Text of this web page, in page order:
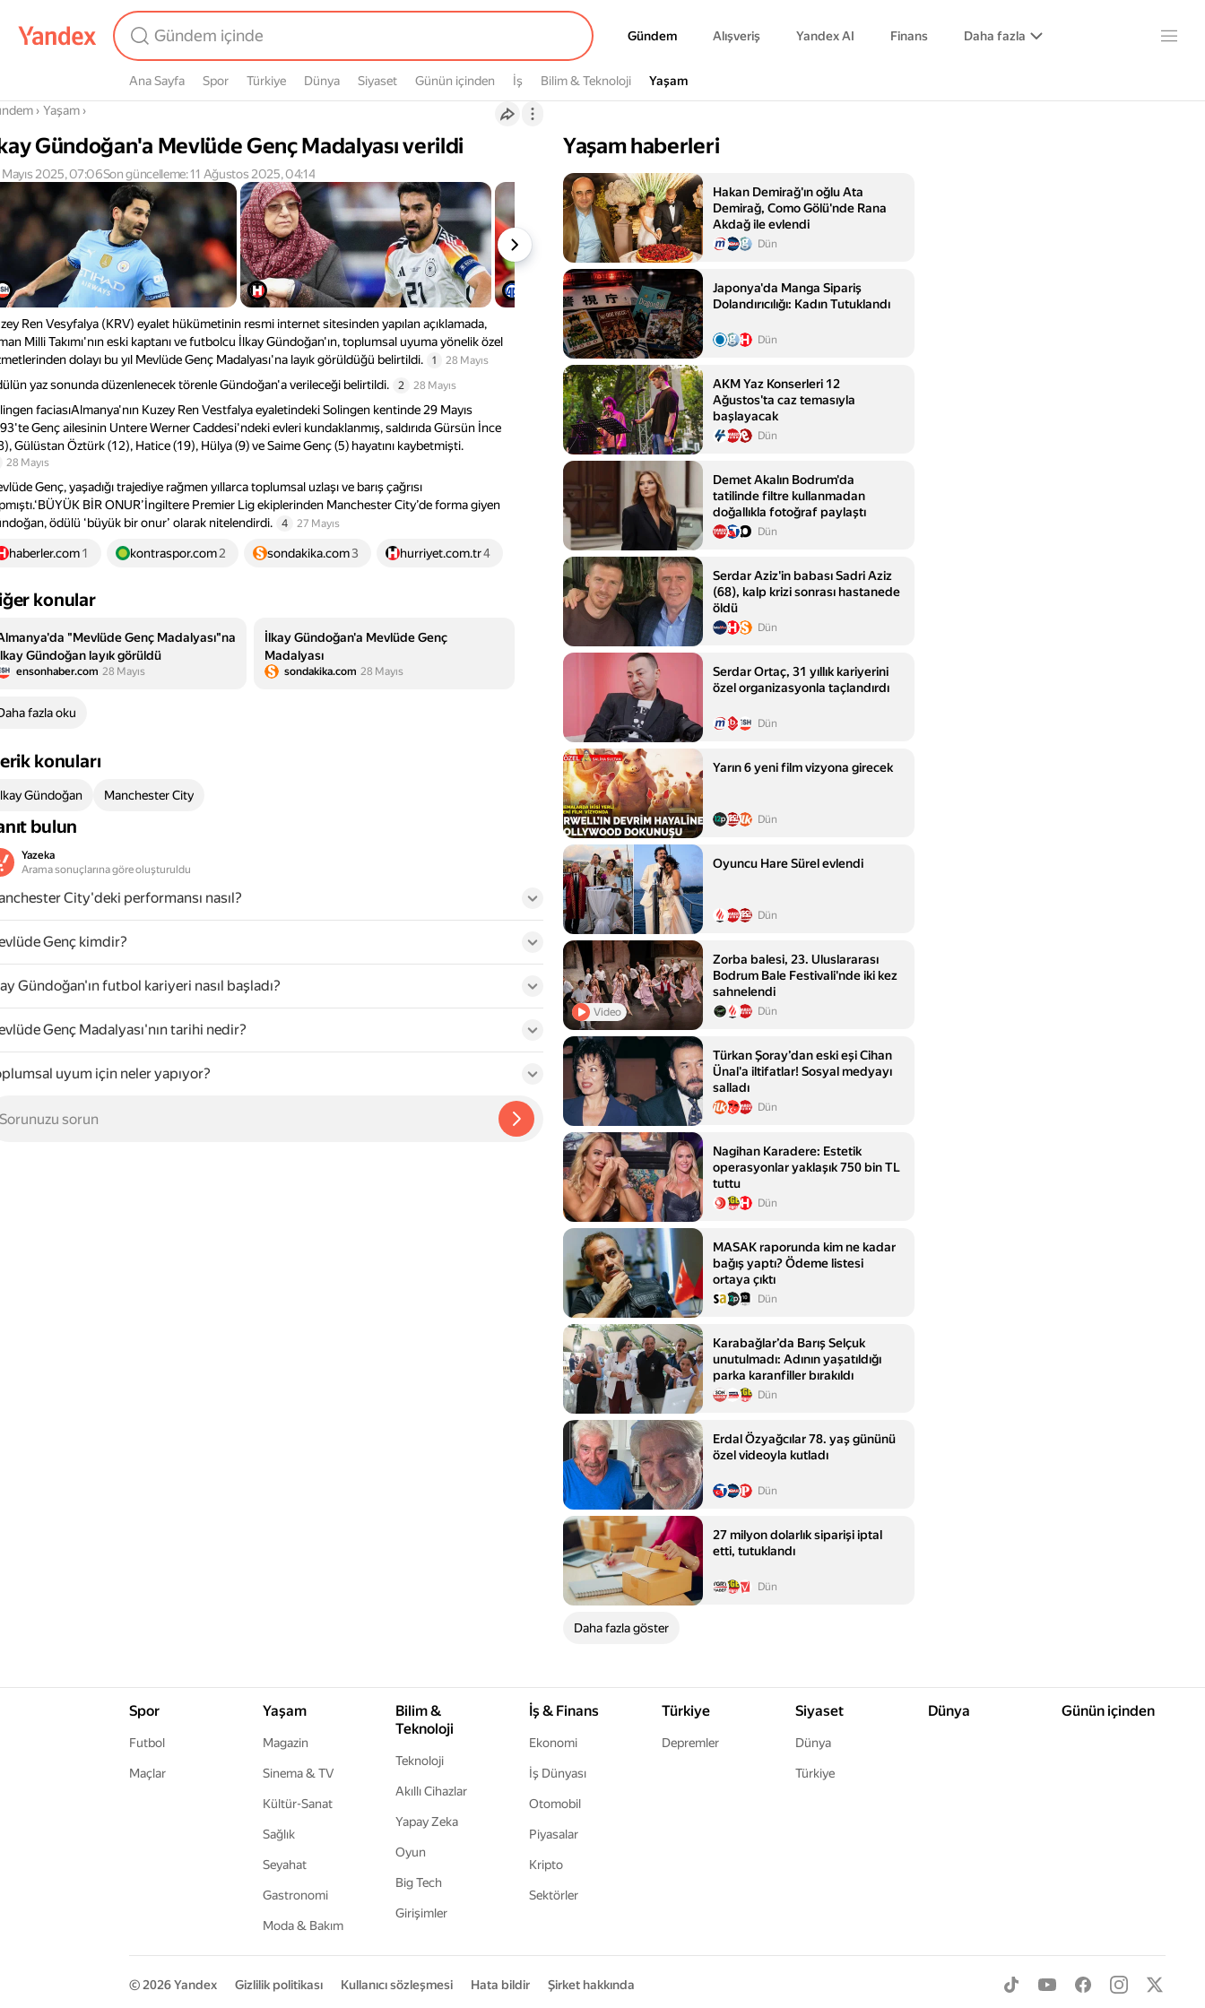
Gündem
Gündem Alışveriş Yandex AI Finans Daha fazla
Ana Sayfa Spor Türkiye Dünya Siyaset Günün içinden İş Bilim & Teknoloji Yaşam
Yaşam
› Yaşam ›
Gündoğan'a Mevlüde Genç Madalyası verildi
2025, 07:06Son güncelleme: 11 Ağustos 2025, 04:14
Ren Vesyfalya (KRV) eyalet hükümetinin resmi internet sitesinden yapılan açıklamada,
Milli Takımı'nın eski kaptanı ve futbolcu İlkay Gündoğan'ın, toplumsal uyuma yönelik özel
dolayı bu yıl Mevlüde Genç Madalyası'na layık görüldüğü belirtildi.
1 28 Mayıs
yaz sonunda düzenlenecek törenle Gündoğan'a verileceği belirtildi. 2 28 Mayıs
faciasıAlmanya'nın Kuzey Ren Vestfalya eyaletindeki Solingen kentinde 29 Mayıs
Genç ailesinin Untere Werner Caddesi'ndeki evleri kundaklanmış, saldırıda Gürsün İnce
Gülüstan Öztürk (12), Hatice (19), Hülya (9) ve Saime Genç (5) hayatını kaybetmişti.
28 Mayıs
Genç, yaşadığı trajediye rağmen yıllarca toplumsal uzlaşı ve barış çağrısı
BİR ONUR’İngiltere Premier Lig ekiplerinden Manchester City’de forma giyen
ödülü ‘büyük bir onur’ olarak nitelendirdi.
4 27 Mayıs
haberler.com1 kontraspor.com2 sondakika.com3 hurriyet.com.tr4
konular
"Mevlüde Genç Madalyası"na
Gündoğan layık görüldü
ensonhaber.com 28 Mayıs
İlkay Gündoğan'a Mevlüde Genç
Madalyası
sondakika.com 28 Mayıs
fazla oku
konuları
Gündoğan Manchester City
bulun
Yazeka
Arama sonuçlarına göre oluşturuldu
City'deki performansı nasıl?
Genç kimdir?
Gündoğan'ın futbol kariyeri nasıl başladı?
Genç Madalyası'nın tarihi nedir?
uyum için neler yapıyor?
Yaşam haberleri
Hakan Demirağ'ın oğlu Ata
Demirağ, Como Gölü'nde Rana
Akdağ ile evlendi
Dün
Japonya'da Manga Sipariş
Dolandırıcılığı: Kadın Tutuklandı
Dün
AKM Yaz Konserleri 12
Ağustos'ta caz temasıyla
başlayacak
Dün
Demet Akalın Bodrum'da
tatilinde filtre kullanmadan
doğallıkla fotoğraf paylaştı
Dün
Serdar Aziz'in babası Sadri Aziz
(68), kalp krizi sonrası hastanede
öldü
Dün
Serdar Ortaç, 31 yıllık kariyerini
özel organizasyonla taçlandırdı
Dün
Yarın 6 yeni film vizyona girecek
Dün
Oyuncu Hare Sürel evlendi
Dün
Video
Zorba balesi, 23. Uluslararası
Bodrum Bale Festivali'nde iki kez
sahnelendi
Dün
Türkan Şoray’dan eski eşi Cihan
Ünal'a iltifatlar! Sosyal medyayı
salladı
Dün
Nagihan Karadere: Estetik
operasyonlar yaklaşık 750 bin TL
tuttu
Dün
MASAK raporunda kim ne kadar
bağış yaptı? Ödeme listesi
ortaya çıktı
Dün
Karabağlar’da Barış Selçuk
unutulmadı: Adının yaşatıldığı
parka karanfiller bırakıldı
Dün
Erdal Özyağcılar 78. yaş gününü
özel videoyla kutladı
Dün
27 milyon dolarlık siparişi iptal
etti, tutuklandı
Dün
Daha fazla göster
Spor
Futbol
Maçlar
Yaşam
Magazin
Sinema & TV
Kültür-Sanat
Sağlık
Seyahat
Gastronomi
Moda & Bakım
Bilim &
Teknoloji
Teknoloji
Akıllı Cihazlar
Yapay Zeka
Oyun
Big Tech
Girişimler
İş & Finans
Ekonomi
İş Dünyası
Otomobil
Piyasalar
Kripto
Sektörler
Türkiye
Depremler
Siyaset
Dünya
Türkiye
Dünya Günün içinden
© 2026Yandex Gizlilik politikası Kullanıcı sözleşmesi Hata bildir Şirket hakkında